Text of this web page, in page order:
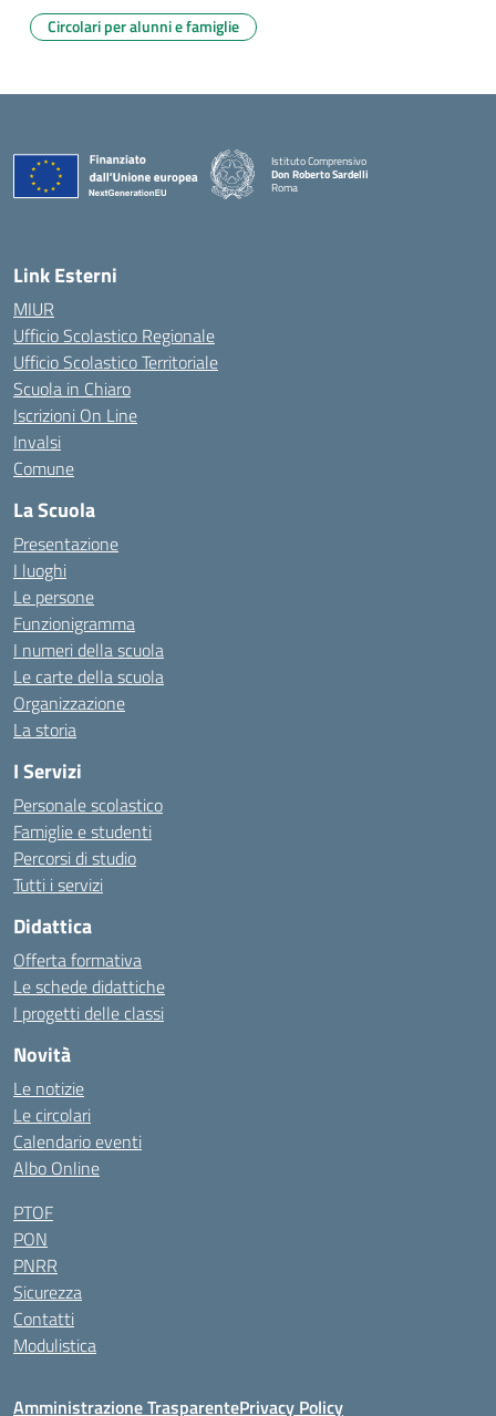
Circolari per alunni e famiglie
Istituto Comprensivo
Don Roberto Sardelli
Roma
Link Esterni
MIUR
Ufficio Scolastico Regionale
Ufficio Scolastico Territoriale
Scuola in Chiaro
Iscrizioni On Line
Invalsi
Comune
La Scuola
Presentazione
I luoghi
Le persone
Funzionigramma
I numeri della scuola
Le carte della scuola
Organizzazione
La storia
I Servizi
Personale scolastico
Famiglie e studenti
Percorsi di studio
Tutti i servizi
Didattica
Offerta formativa
Le schede didattiche
I progetti delle classi
Novità
Le notizie
Le circolari
Calendario eventi
Albo Online
PTOF
PON
PNRR
Sicurezza
Contatti
Modulistica
Amministrazione TrasparentePrivacy Policy